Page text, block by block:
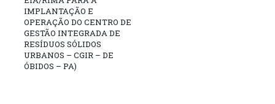
IMPLANTAÇÃO E
OPERAÇÃO DO CENTRO DE
GESTÃO INTEGRADA DE
RESÍDUOS SÓLIDOS
URBANOS – CGIR – DE
ÓBIDOS – PA)